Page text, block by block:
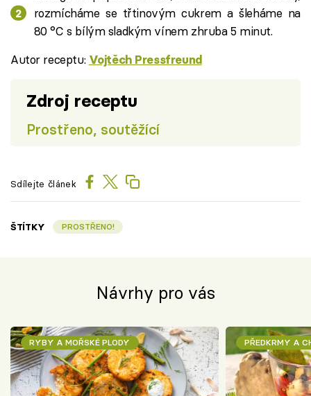
rozmícháme se třtinovým cukrem a šleháme na
80 °C s bílým sladkým vínem zhruba 5 minut.
Autor receptu: Vojtěch Pressfreund
Zdroj receptu
Prostřeno, soutěžící
Sdílejte článek
ŠTÍTKY PROSTŘENO!
Návrhy pro vás
RYBY A MOŘSKÉ PLODY PŘEDKRMY A